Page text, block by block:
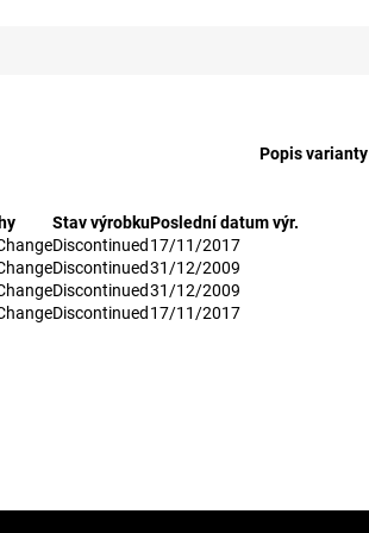
Popis varianty
Stav výrobkuPoslední datum výr.
Discontinued 17/11/2017
Discontinued31/12/2009
Discontinued31/12/2009
Discontinued 17/11/2017